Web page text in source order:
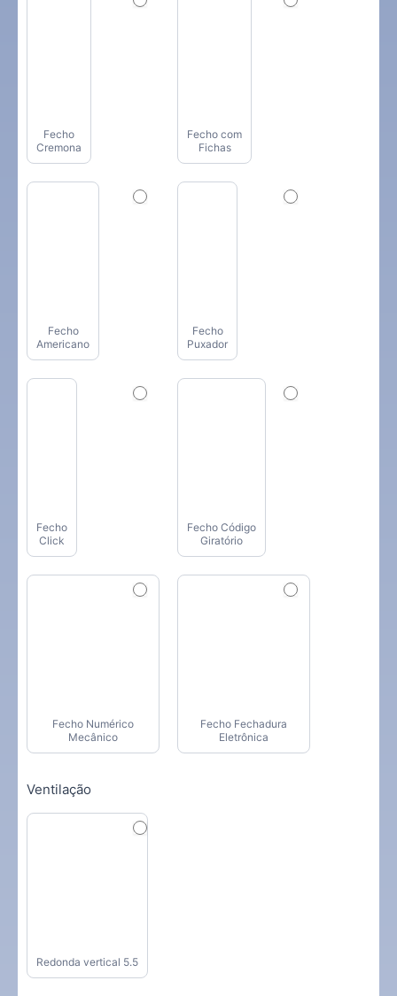
Fecho
Cremona
Fecho com
Fichas
Fecho
Americano
Fecho
Puxador
Fecho
Click
Fecho Código
Giratório
Fecho Numérico
Mecânico
Fecho Fechadura
Eletrônica
Ventilação
Redonda vertical 5.5